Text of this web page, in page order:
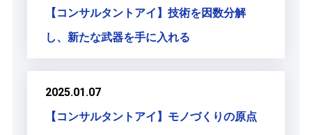
【コンサルタントアイ】技術を因数分解
し、新たな武器を手に入れる
2025.01.07
【コンサルタントアイ】モノづくりの原点